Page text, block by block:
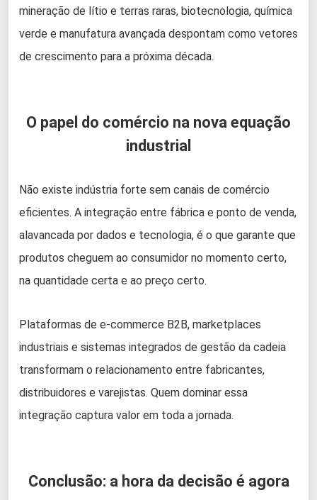
mineração de lítio e terras raras, biotecnologia, química
verde e manufatura avançada despontam como vetores
de crescimento para a próxima década.
O papel do comércio na nova equação
industrial
Não existe indústria forte sem canais de comércio
eficientes. A integração entre fábrica e ponto de venda,
alavancada por dados e tecnologia, é o que garante que
produtos cheguem ao consumidor no momento certo,
na quantidade certa e ao preço certo.
Plataformas de e-commerce B2B, marketplaces
industriais e sistemas integrados de gestão da cadeia
transformam o relacionamento entre fabricantes,
distribuidores e varejistas. Quem dominar essa
integração captura valor em toda a jornada.
Conclusão: a hora da decisão é agora